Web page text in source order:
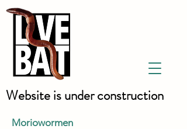
Website is under construction
Moriowormen